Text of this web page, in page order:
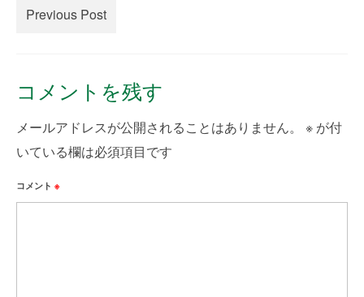
Previous Post
コメントを残す
メールアドレスが公開されることはありません。 ※ が付
いている欄は必須項目です
コメント ※